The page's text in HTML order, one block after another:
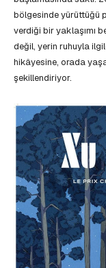
bölgesinde yürüttüğü
verdiği bir yaklaşımı
değil, yerin ruhuyla
hikâyesine, orada
şekillendiriyor.